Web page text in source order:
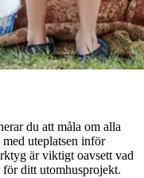
du att måla om alla
uteplatsen inför
är viktigt oavsett vad
ditt utomhusprojekt.